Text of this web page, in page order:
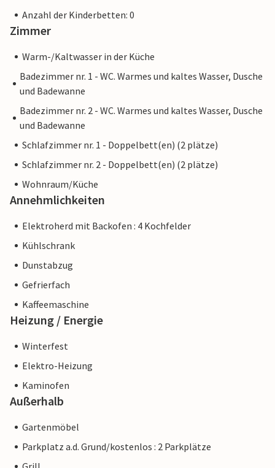
Anzahl der Kinderbetten: 0
Zimmer
Warm-/Kaltwasser in der Küche
Badezimmer nr. 1 - WC. Warmes und kaltes Wasser, Dusche
und Badewanne
Badezimmer nr. 2 - WC. Warmes und kaltes Wasser, Dusche
und Badewanne
Schlafzimmer nr. 1 - Doppelbett(en) (2 plätze)
Schlafzimmer nr. 2 - Doppelbett(en) (2 plätze)
Wohnraum/Küche
Annehmlichkeiten
Elektroherd mit Backofen : 4 Kochfelder
Kühlschrank
Dunstabzug
Gefrierfach
Kaffeemaschine
Heizung / Energie
Winterfest
Elektro-Heizung
Kaminofen
Außerhalb
Gartenmöbel
Parkplatz a.d. Grund/kostenlos : 2 Parkplätze